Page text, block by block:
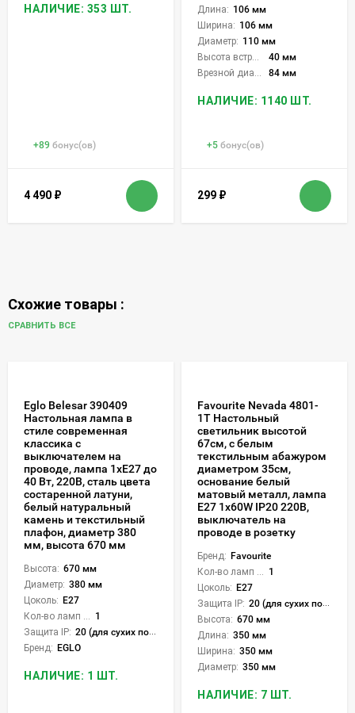
НАЛИЧИЕ: 353 ШТ.
+89 бонус(ов)
4 490 ₽
Длина: 106 мм
Ширина: 106 мм
Диаметр: 110 мм
40 мм
84 мм
НАЛИЧИЕ: 1140 ШТ.
+5 бонус(ов)
299 ₽
Схожие товары :
СРАВНИТЬ ВСЕ
Eglo Belesar 390409
Настольная лампа в
стиле современная
классика с
выключателем на
проводе, лампа 1xE27 до
40 Вт, 220В, сталь цвета
состаренной латуни,
белый натуральный
камень и текстильный
плафон, диаметр 380
мм, высота 670 мм
Высота: 670 мм
Диаметр: 380 мм
Цоколь: E27
1
Защита IP: 20 (для сухих пом.)
Бренд: EGLO
НАЛИЧИЕ: 1 ШТ.
Favourite Nevada 4801-
1T Настольный
светильник высотой
67см, с белым
текстильным абажуром
диаметром 35см,
основание белый
матовый металл, лампа
E27 1x60W IP20 220В,
выключатель на
проводе в розетку
Бренд: Favourite
1
Цоколь: E27
Защита IP: 20 (для сухих пом.)
Высота: 670 мм
Длина: 350 мм
Ширина: 350 мм
Диаметр: 350 мм
НАЛИЧИЕ: 7 ШТ.